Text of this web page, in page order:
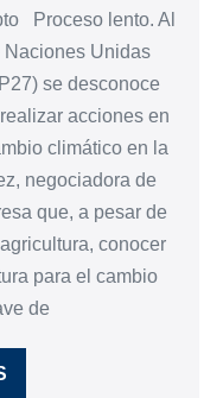
Proceso lento. Al
Naciones Unidas
se desconoce
acciones en
climático en la
negociadora de
que, a pesar de
conocer
para el cambio
de